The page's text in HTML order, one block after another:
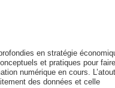
en stratégie
et pratiques pour faire
numérique en cours.
des données et celle